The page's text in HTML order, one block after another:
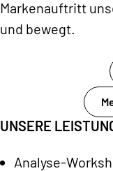
Markenauftritt
und bewegt.
UNSERE
Analyse-